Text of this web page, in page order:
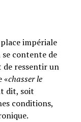
impériale
se contente de
de ressentir un
«chasser le
dit, soit
conditions,